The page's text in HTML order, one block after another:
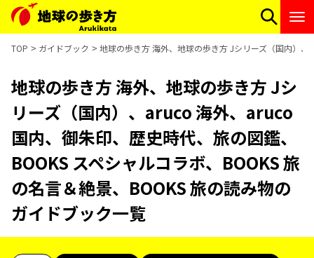
TOP ガイドブック 地球の歩き方 海外、地球の歩き方 Jシリーズ（国内）
地球の歩き方 海外、地球の歩き方 Jシ
リーズ（国内）、aruco 海外、aruco
国内、御朱印、歴史時代、旅の図鑑、
BOOKS スペシャルコラボ、BOOKS 旅
の名言＆絶景、BOOKS 旅の読み物の
ガイドブック一覧